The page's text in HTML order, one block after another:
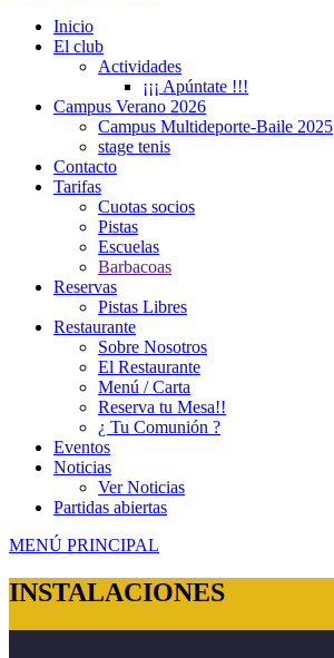
Inicio
El club
Actividades
¡¡¡ Apúntate !!!
Campus Verano 2026
Campus Multideporte-Baile 2025
stage tenis
Contacto
Tarifas
Cuotas socios
Pistas
Escuelas
Barbacoas
Reservas
Pistas Libres
Restaurante
Sobre Nosotros
El Restaurante
Menú / Carta
Reserva tu Mesa!!
¿ Tu Comunión ?
Eventos
Noticias
Ver Noticias
Partidas abiertas
MENÚ PRINCIPAL
INSTALACIONES